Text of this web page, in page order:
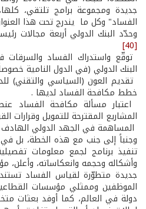
جديدة ومجموعة برامج تلتقي،
الفساد" وكل ما يندرج تحت هذا
وحدّد البنك الدولي أربعة مجالات
[40]
توقّع واستدراك الفساد
البنك الدولي (في الدول النامية
تقديم العون (السياسي والتقني)
خطط مكافحة الفساد لديها .
اعتبار مسألة مكافحة الفساد
المشاريع المقترحة للتمويل وقرارات
المساهمة في الجهد الدولي
وجنباً إلى جنب مع هذه الخطة، بل
تنفيذ برنامج لجمع معلومات
وأشكاله وحجمه وانعكاساته، وأعلن،
جديدة متطوّرة لقياس الفساد
دولة في العالم، كما أوفد بعثات